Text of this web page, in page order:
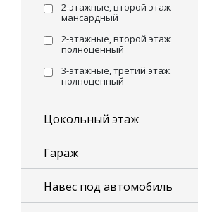
2-этажные, второй этаж
мансардный
2-этажные, второй этаж
полноценный
3-этажные, третий этаж
полноценный
Цокольный этаж
Гараж
Навес под автомобиль